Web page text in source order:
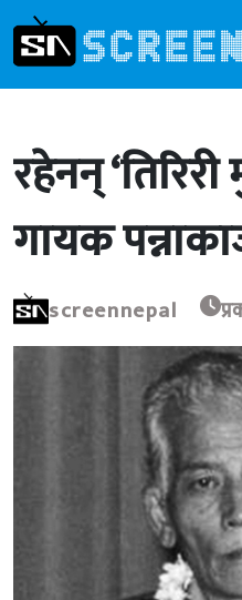
रहेनन्
गायक
screennepal